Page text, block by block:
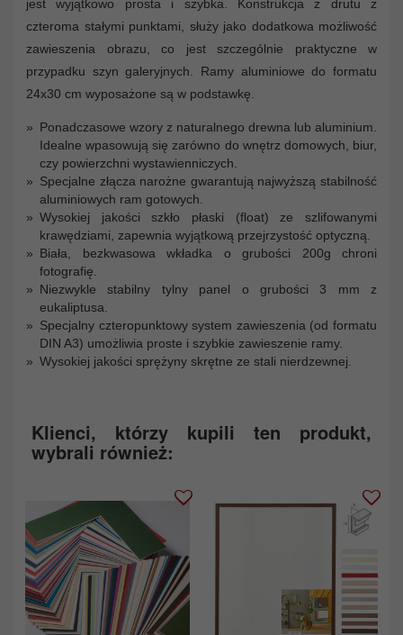
jest wyjątkowo prosta i szybka. Konstrukcja z drutu z
czteroma stałymi punktami, służy jako dodatkowa możliwość
zawieszenia obrazu, co jest szczególnie praktyczne w
przypadku szyn galeryjnych. Ramy aluminiowe do formatu
24x30 cm wyposażone są w podstawkę.
Ponadczasowe wzory z naturalnego drewna lub aluminium.
Idealne wpasowują się zarówno do wnętrz domowych, biur,
czy powierzchni wystawienniczych.
Specjalne złącza narożne gwarantują najwyższą stabilność
aluminiowych ram gotowych.
Wysokiej jakości szkło płaski (float) ze szlifowanymi
krawędziami, zapewnia wyjątkową przejrzystość optyczną.
Biała, bezkwasowa wkładka o grubości 200g chroni
fotografię.
Niezwykle stabilny tylny panel o grubości 3 mm z
eukaliptusa.
Specjalny czteropunktowy system zawieszenia (od formatu
DIN A3) umożliwia proste i szybkie zawieszenie ramy.
Wysokiej jakości sprężyny skrętne ze stali nierdzewnej.
Klienci, którzy kupili ten produkt,
wybrali również: